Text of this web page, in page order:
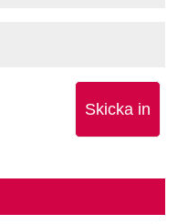
Skicka in